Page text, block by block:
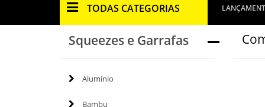
TODAS CATEGORIAS
Squeezes e Garrafas
Alumínio
Bambu